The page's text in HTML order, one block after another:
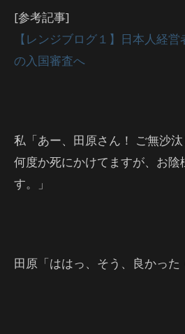
[参考記事]
【レンジブログ１】日本人経
の入国審査へ
私「あー、田原さん！ ご無沙汰
何度か死にかけてますが、お陰
す。」
田原「ははっ、そう、良かった